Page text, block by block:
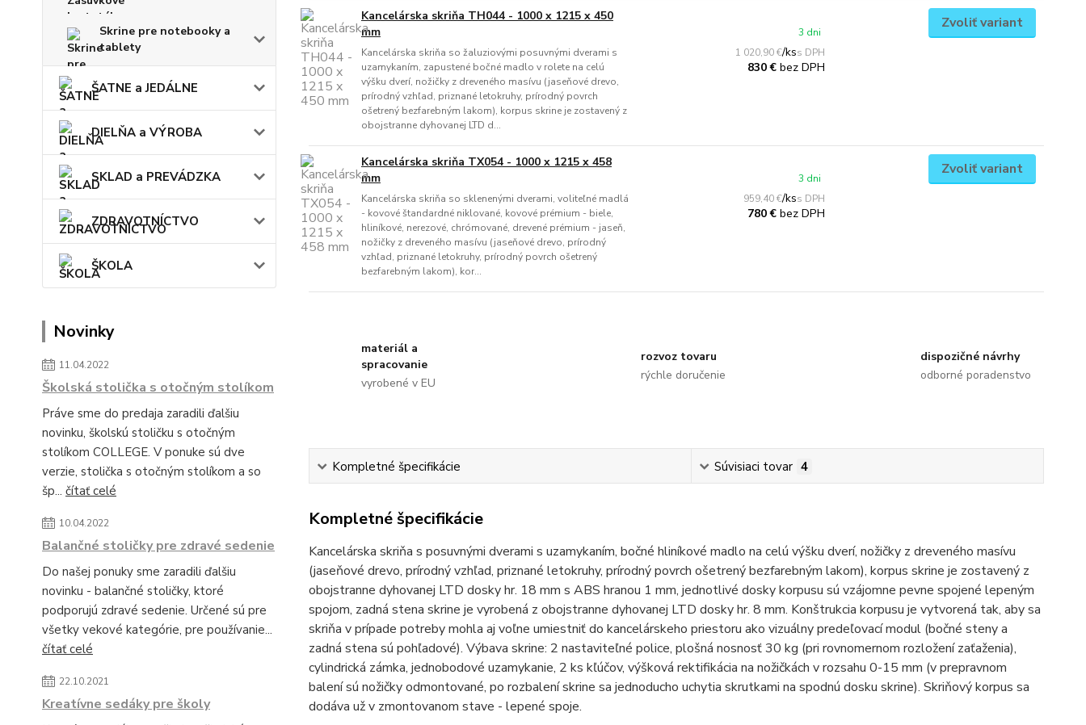
Skrine pre notebooky a
tablety
ŠATNE a JEDÁLNE
DIELŇA a VÝROBA
SKLAD a PREVÁDZKA
ZDRAVOTNÍCTVO
ŠKOLA
Novinky
11.04.2022
Školská stolička s otočným stolíkom
Práve sme do predaja zaradili ďalšiu
novinku, školskú stoličku s otočným
stolíkom COLLEGE. V ponuke sú dve
verzie, stolička s otočným stolíkom a so
šp... čítať celé
10.04.2022
Balančné stoličky pre zdravé sedenie
Do našej ponuky sme zaradili ďalšiu
novinku - balančné stoličky, ktoré
podporujú zdravé sedenie. Určené sú pre
všetky vekové kategórie, pre používanie...
čítať celé
22.10.2021
Kreatívne sedáky pre školy
Kancelárska skriňa TH044 - 1000 x 1215 x 450
mm
Kancelárska skriňa so žaluziovými posuvnými dverami s
uzamykaním, zapustené bočné madlo v rolete na celú
výšku dverí, nožičky z dreveného masívu (jaseňové drevo,
prírodný vzhľad, priznané letokruhy, prírodný povrch
ošetrený bezfarebným lakom), korpus skrine je zostavený z
obojstranne dyhovanej LTD d...
1 020,90 €/ks
830 €bez DPH
3 dni
Zvoliť variant
Kancelárska skriňa TX054 - 1000 x 1215 x 458
mm
Kancelárska skriňa so sklenenými dverami, voliteľné madlá
- kovové štandardné niklované, kovové prémium - biele,
hliníkové, nerezové, chrómované, drevené prémium - jaseň,
nožičky z dreveného masívu (jaseňové drevo, prírodný
vzhľad, priznané letokruhy, prírodný povrch ošetrený
bezfarebným lakom), kor...
959,40 €/ks
780 €bez DPH
3 dni
Zvoliť variant
materiál a
spracovanie
vyrobené v EU
rozvoz tovaru
rýchle doručenie
dispozičné návrhy
odborné poradenstvo
Kompletné špecifikácie Súvisiaci tovar 4
Kompletné špecifikácie
Kancelárska skriňa s posuvnými dverami s uzamykaním, bočné hliníkové madlo na celú výšku dverí, nožičky z dreveného masívu
(jaseňové drevo, prírodný vzhľad, priznané letokruhy, prírodný povrch ošetrený bezfarebným lakom), korpus skrine je zostavený z
obojstranne dyhovanej LTD dosky hr. 18 mm s ABS hranou 1 mm, jednotlivé dosky korpusu sú vzájomne pevne spojené lepeným
spojom, zadná stena skrine je vyrobená z obojstranne dyhovanej LTD dosky hr. 8 mm. Konštrukcia korpusu je vytvorená tak, aby sa
skriňa v prípade potreby mohla aj voľne umiestniť do kancelárskeho priestoru ako vizuálny predeľovací modul (bočné steny a
zadná stena sú pohľadové). Výbava skrine: 2 nastaviteľné police, plošná nosnosť 30 kg (pri rovnomernom rozložení zaťaženia),
cylindrická zámka, jednobodové uzamykanie, 2 ks kľúčov, výšková rektifikácia na nožičkách v rozsahu 0-15 mm (v prepravnom
balení sú nožičky odmontované, po rozbalení skrine sa jednoducho uchytia skrutkami na spodnú dosku skrine). Skriňový korpus sa
dodáva už v zmontovanom stave - lepené spoje.